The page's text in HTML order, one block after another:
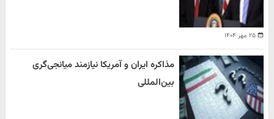
۲۵ مهر ۱۴۰۴
مذاکره ایران و آمریکا نیازمند میانجی‌گری
بین‌المللی